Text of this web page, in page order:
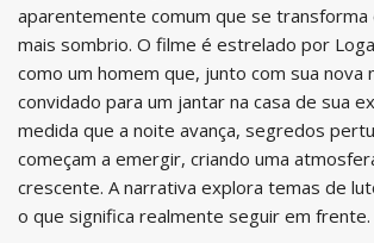
aparentemente comum que se transforma
mais sombrio. O filme é estrelado por
como um homem que, junto com sua nova
convidado para um jantar na casa de sua
medida que a noite avança, segredos
começam a emergir, criando uma
crescente. A narrativa explora temas de
o que significa realmente seguir em frente.